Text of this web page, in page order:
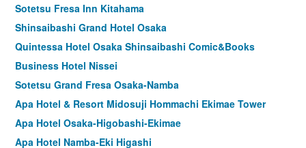
Sotetsu Fresa Inn Kitahama
Shinsaibashi Grand Hotel Osaka
Quintessa Hotel Osaka Shinsaibashi Comic&Books
Business Hotel Nissei
Sotetsu Grand Fresa Osaka-Namba
Apa Hotel & Resort Midosuji Hommachi Ekimae Tower
Apa Hotel Osaka-Higobashi-Ekimae
Apa Hotel Namba-Eki Higashi